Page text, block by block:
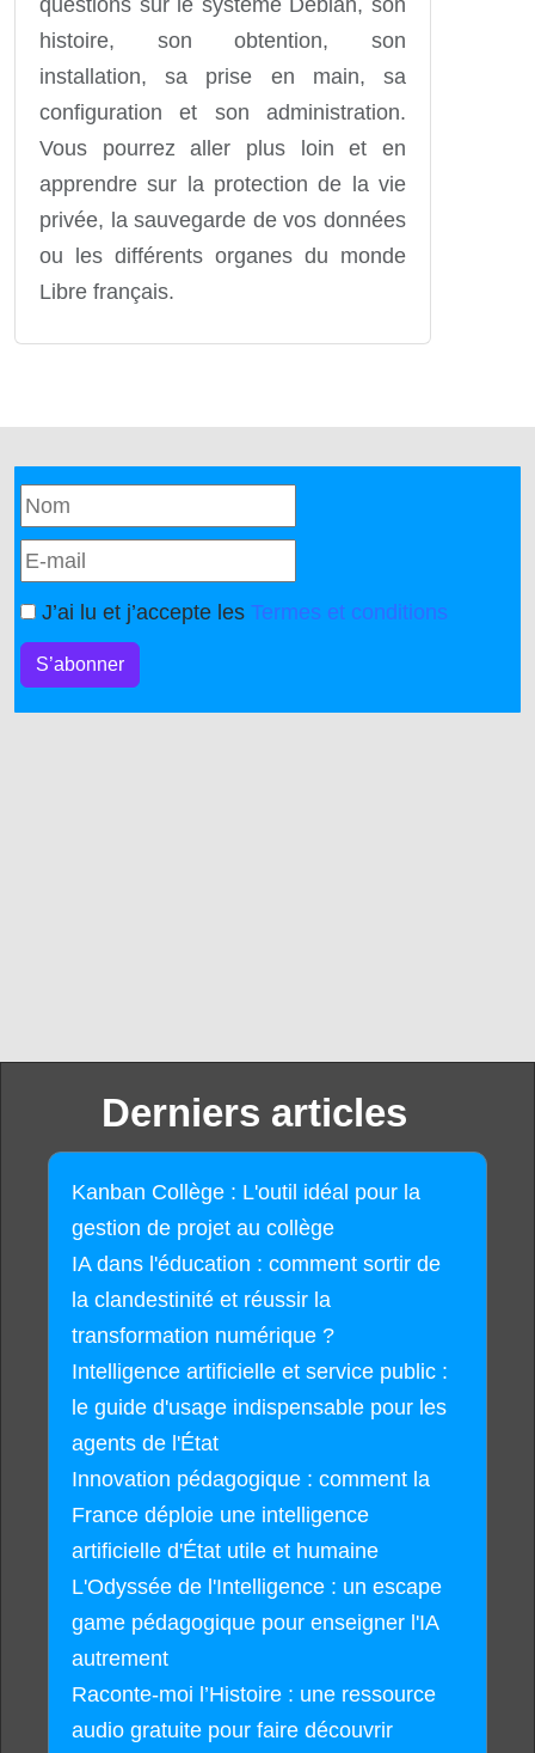
questions sur le système Debian, son
histoire, son obtention, son
installation, sa prise en main, sa
configuration et son administration.
Vous pourrez aller plus loin et en
apprendre sur la protection de la vie
privée, la sauvegarde de vos données
ou les différents organes du monde
Libre français.
J’ai lu et j’accepte les Termes et conditions
S’abonner
Derniers articles
Kanban Collège : L'outil idéal pour la
gestion de projet au collège
IA dans l'éducation : comment sortir de
la clandestinité et réussir la
transformation numérique ?
Intelligence artificielle et service public :
le guide d'usage indispensable pour les
agents de l'État
Innovation pédagogique : comment la
France déploie une intelligence
artificielle d'État utile et humaine
L'Odyssée de l'Intelligence : un escape
game pédagogique pour enseigner l'IA
autrement
Raconte-moi l’Histoire : une ressource
audio gratuite pour faire découvrir